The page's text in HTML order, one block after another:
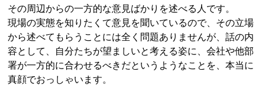
その周辺からの一方的な意見ばかりを述べる人です。
現場の実態を知りたくて意見を聞いているので、その立場
から述べてもらうことには全く問題ありませんが、話の内
容として、自分たちが望ましいと考える姿に、会社や他部
署が一方的に合わせるべきだというようなことを、本当に
真顔でおっしゃいます。